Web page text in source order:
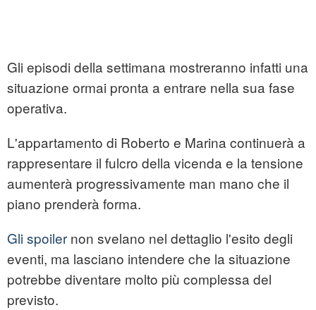
Gli episodi della settimana mostreranno infatti una
situazione ormai pronta a entrare nella sua fase
operativa.
L'appartamento di Roberto e Marina continuerà a
rappresentare il fulcro della vicenda e la tensione
aumenterà progressivamente man mano che il
piano prenderà forma.
Gli spoiler non svelano nel dettaglio l'esito degli
eventi, ma lasciano intendere che la situazione
potrebbe diventare molto più complessa del
previsto.